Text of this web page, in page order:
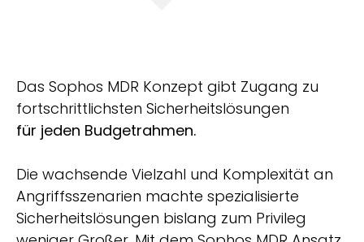
Das Sophos MDR Konzept gibt Zugang zu
fortschrittlichsten Sicherheitslösungen
für jeden Budgetrahmen.
Die wachsende Vielzahl und Komplexität an
Angriffsszenarien machte spezialisierte
Sicherheitslösungen bislang zum Privileg